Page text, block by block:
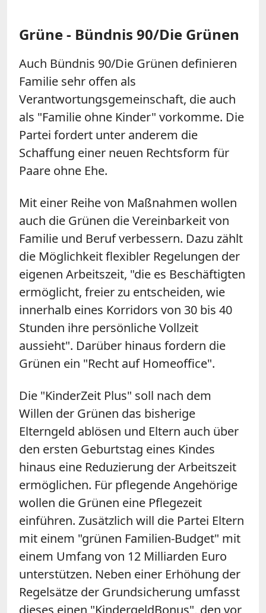
Grüne - Bündnis 90/Die Grünen
Auch Bündnis 90/Die Grünen definieren
Familie sehr offen als
Verantwortungsgemeinschaft, die auch
als "Familie ohne Kinder" vorkomme. Die
Partei fordert unter anderem die
Schaffung einer neuen Rechtsform für
Paare ohne Ehe.
Mit einer Reihe von Maßnahmen wollen
auch die Grünen die Vereinbarkeit von
Familie und Beruf verbessern. Dazu zählt
die Möglichkeit flexibler Regelungen der
eigenen Arbeitszeit, "die es Beschäftigten
ermöglicht, freier zu entscheiden, wie
innerhalb eines Korridors von 30 bis 40
Stunden ihre persönliche Vollzeit
aussieht". Darüber hinaus fordern die
Grünen ein "Recht auf Homeoffice".
Die "KinderZeit Plus" soll nach dem
Willen der Grünen das bisherige
Elterngeld ablösen und Eltern auch über
den ersten Geburtstag eines Kindes
hinaus eine Reduzierung der Arbeitszeit
ermöglichen. Für pflegende Angehörige
wollen die Grünen eine Pflegezeit
einführen. Zusätzlich will die Partei Eltern
mit einem "grünen Familien-Budget" mit
einem Umfang von 12 Milliarden Euro
unterstützen. Neben einer Erhöhung der
Regelsätze der Grundsicherung umfasst
dieses einen "KindergeldBonus", den vor